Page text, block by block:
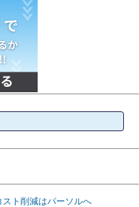
スト削減はパーソルへ